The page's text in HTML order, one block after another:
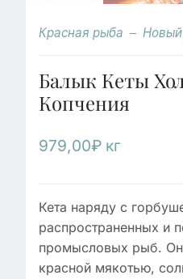
Красная рыба Новый
Балык Кеты
Копчения
979,00₽ кг
Кета наряду с
распространенных и
промысловых рыб.
красной мякотью,